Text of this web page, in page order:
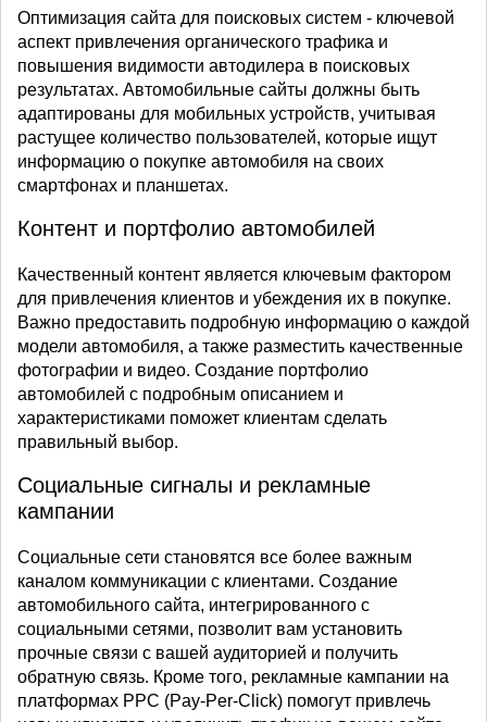
Оптимизация сайта для поисковых систем - ключевой
аспект привлечения органического трафика и
повышения видимости автодилера в поисковых
результатах. Автомобильные сайты должны быть
адаптированы для мобильных устройств, учитывая
растущее количество пользователей, которые ищут
информацию о покупке автомобиля на своих
смартфонах и планшетах.
Контент и портфолио автомобилей
Качественный контент является ключевым фактором
для привлечения клиентов и убеждения их в покупке.
Важно предоставить подробную информацию о каждой
модели автомобиля, а также разместить качественные
фотографии и видео. Создание портфолио
автомобилей с подробным описанием и
характеристиками поможет клиентам сделать
правильный выбор.
Социальные сигналы и рекламные
кампании
Социальные сети становятся все более важным
каналом коммуникации с клиентами. Создание
автомобильного сайта, интегрированного с
социальными сетями, позволит вам установить
прочные связи с вашей аудиторией и получить
обратную связь. Кроме того, рекламные кампании на
платформах PPC (Pay-Per-Click) помогут привлечь